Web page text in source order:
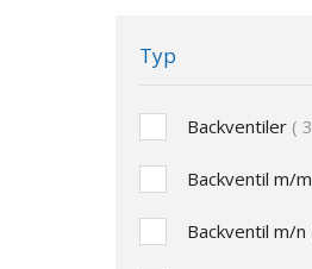
Typ
Backventiler 3
Backventil m/m
Backventil m/n